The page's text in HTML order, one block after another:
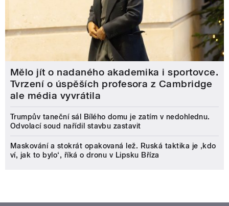
Mělo jít o nadaného akademika i sportovce.
Tvrzení o úspěších profesora z Cambridge
ale média vyvrátila
Trumpův taneční sál Bílého domu je zatím v nedohlednu.
Odvolací soud nařídil stavbu zastavit
Maskování a stokrát opakovaná lež. Ruská taktika je ‚kdo
ví, jak to bylo‘, říká o dronu v Lipsku Bříza